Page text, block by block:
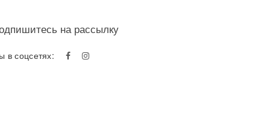
на рассылку
в соцсетях: